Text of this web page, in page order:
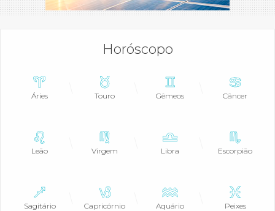
Horóscopo
Áries Touro Gêmeos Câncer
Leão Virgem Libra Escorpião
Sagitário Capricórnio Aquário Peixes